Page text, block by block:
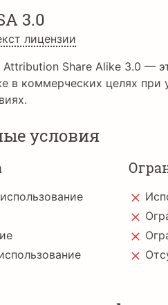
3.0
лицензии
Share Alike 3.0 —
в коммерческих целях при
условия